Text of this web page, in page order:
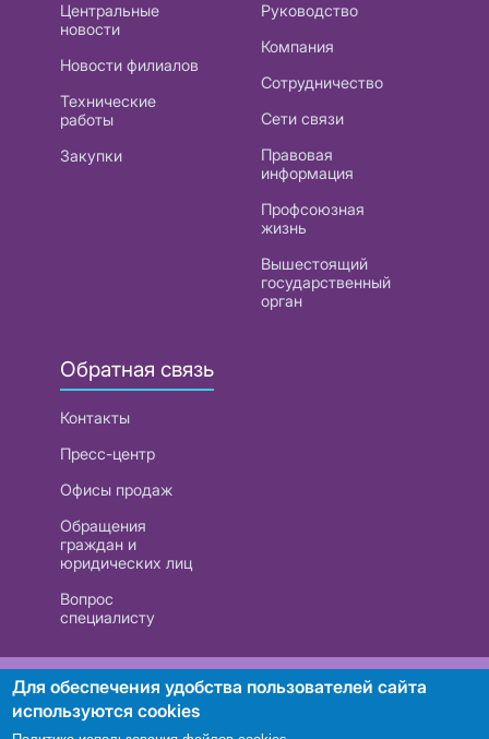
Центральные
новости
Новости филиалов
Технические
работы
Закупки
Руководство
Компания
Сотрудничество
Сети связи
Правовая
информация
Профсоюзная
жизнь
Вышестоящий
государственный
орган
Обратная связь
Контакты
Пресс-центр
Офисы продаж
Обращения
граждан и
юридических лиц
Вопрос
специалисту
РУП «Белтелеком». УНП 101007741
Для обеспечения удобства пользователей сайта
используются cookies